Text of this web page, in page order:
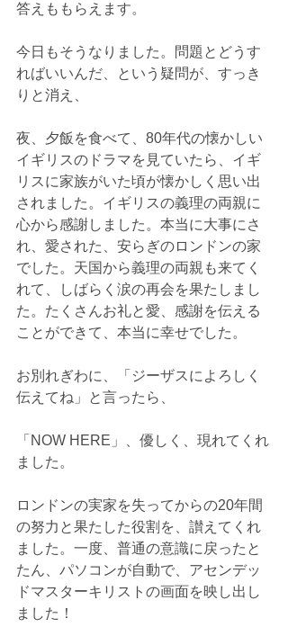
答えももらえます。
今日もそうなりました。問題とどうす
ればいいんだ、という疑問が、すっき
りと消え、
夜、夕飯を食べて、80年代の懐かしい
イギリスのドラマを見ていたら、イギ
リスに家族がいた頃が懐かしく思い出
されました。イギリスの義理の両親に
心から感謝しました。本当に大事にさ
れ、愛された、安らぎのロンドンの家
でした。天国から義理の両親も来てく
れて、しばらく涙の再会を果たしまし
た。たくさんお礼と愛、感謝を伝える
ことができて、本当に幸せでした。
お別れぎわに、「ジーザスによろしく
伝えてね」と言ったら、
「NOW HERE」、優しく、現れてくれ
ました。
ロンドンの実家を失ってからの20年間
の努力と果たした役割を、讃えてくれ
ました。一度、普通の意識に戻ったと
たん、パソコンが自動で、アセンデッ
ドマスターキリストの画面を映し出し
ました！